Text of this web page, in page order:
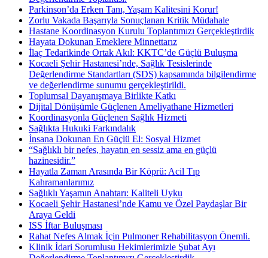
Parkinson’da Erken Tanı, Yaşam Kalitesini Korur!
Zorlu Vakada Başarıyla Sonuçlanan Kritik Müdahale
Hastane Koordinasyon Kurulu Toplantımızı Gerçekleştirdik
Hayata Dokunan Emeklere Minnettarız
İlaç Tedarikinde Ortak Akıl: KKTC’de Güçlü Buluşma
Kocaeli Şehir Hastanesi’nde, Sağlık Tesislerinde
Değerlendirme Standartları (SDS) kapsamında bilgilendirme
ve değerlendirme sunumu gerçekleştirildi.
Toplumsal Dayanışmaya Birlikte Katkı
Dijital Dönüşümle Güçlenen Ameliyathane Hizmetleri
Koordinasyonla Güçlenen Sağlık Hizmeti
Sağlıkta Hukuki Farkındalık
İnsana Dokunan En Güçlü El: Sosyal Hizmet
“Sağlıklı bir nefes, hayatın en sessiz ama en güçlü
hazinesidir.”
Hayatla Zaman Arasında Bir Köprü: Acil Tıp
Kahramanlarımız
Sağlıklı Yaşamın Anahtarı: Kaliteli Uyku
Kocaeli Şehir Hastanesi’nde Kamu ve Özel Paydaşlar Bir
Araya Geldi
ISS İftar Buluşması
Rahat Nefes Almak İçin Pulmoner Rehabilitasyon Önemli.
Klinik İdari Sorumlusu Hekimlerimizle Şubat Ayı